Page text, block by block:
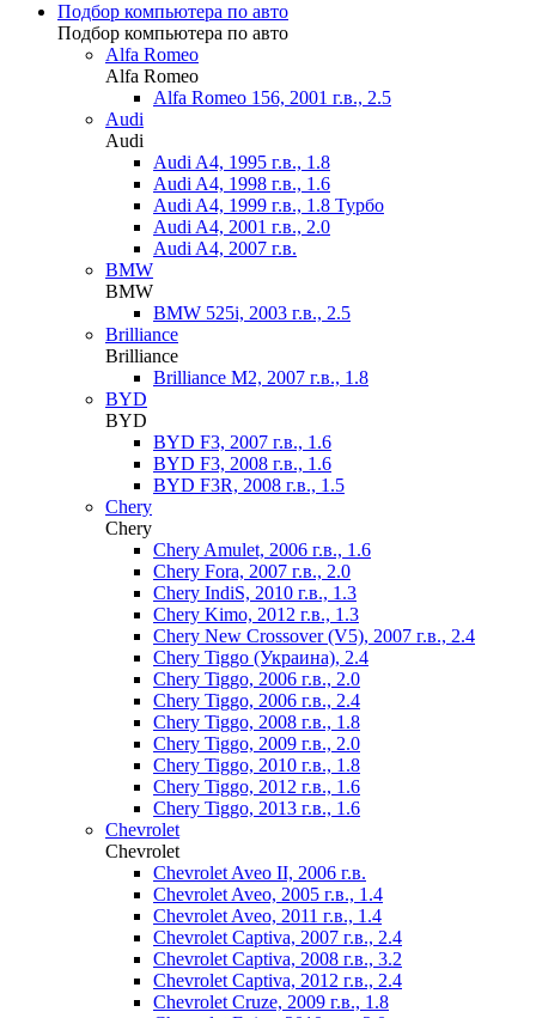
Подбор компьютера по авто
Подбор компьютера по авто
Alfa Romeo
Alfa Romeo
Alfa Romeo 156, 2001 г.в., 2.5
Audi
Audi
Audi A4, 1995 г.в., 1.8
Audi A4, 1998 г.в., 1.6
Audi A4, 1999 г.в., 1.8 Турбо
Audi A4, 2001 г.в., 2.0
Audi A4, 2007 г.в.
BMW
BMW
BMW 525i, 2003 г.в., 2.5
Brilliance
Brilliance
Brilliance M2, 2007 г.в., 1.8
BYD
BYD
BYD F3, 2007 г.в., 1.6
BYD F3, 2008 г.в., 1.6
BYD F3R, 2008 г.в., 1.5
Chery
Chery
Chery Amulet, 2006 г.в., 1.6
Chery Fora, 2007 г.в., 2.0
Chery IndiS, 2010 г.в., 1.3
Chery Kimo, 2012 г.в., 1.3
Chery New Crossover (V5), 2007 г.в., 2.4
Chery Tiggo (Украина), 2.4
Chery Tiggo, 2006 г.в., 2.0
Chery Tiggo, 2006 г.в., 2.4
Chery Tiggo, 2008 г.в., 1.8
Chery Tiggo, 2009 г.в., 2.0
Chery Tiggo, 2010 г.в., 1.8
Chery Tiggo, 2012 г.в., 1.6
Chery Tiggo, 2013 г.в., 1.6
Chevrolet
Chevrolet
Chevrolet Aveo II, 2006 г.в.
Chevrolet Aveo, 2005 г.в., 1.4
Chevrolet Aveo, 2011 г.в., 1.4
Chevrolet Captiva, 2007 г.в., 2.4
Chevrolet Captiva, 2008 г.в., 3.2
Chevrolet Captiva, 2012 г.в., 2.4
Chevrolet Cruze, 2009 г.в., 1.8